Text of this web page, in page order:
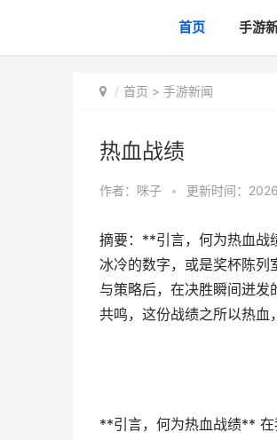
首页 手游
首页 > 手游新闻
热血战绩
作者： 咪子 • 更新时间：
摘要：**引言，何为热血战
冰冷的数字，或是奖杯陈列
与策略后，在决胜瞬间迸
共鸣，这份战绩之所以热血
**引言，何为热血战绩** 在